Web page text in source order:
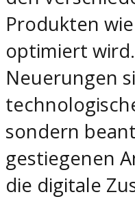
Produkten
optimiert
Neuerungen
sondern
gestiegenen
die digitale